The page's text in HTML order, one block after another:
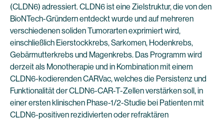
(CLDN6) adressiert. CLDN6 ist eine Zielstruktur, die von den
BioNTech-Gründern entdeckt wurde und auf mehreren
verschiedenen soliden Tumorarten exprimiert wird,
einschließlich Eierstockkrebs, Sarkomen, Hodenkrebs,
Gebärmutterkrebs und Magenkrebs. Das Programm wird
derzeit als Monotherapie und in Kombination mit einem
CLDN6-kodierenden CARVac, welches die Persistenz und
Funktionalität der CLDN6-CAR-T-Zellen verstärken soll, in
einer ersten klinischen Phase-1/2-Studie bei Patienten mit
CLDN6-positiven rezidivierten oder refraktären